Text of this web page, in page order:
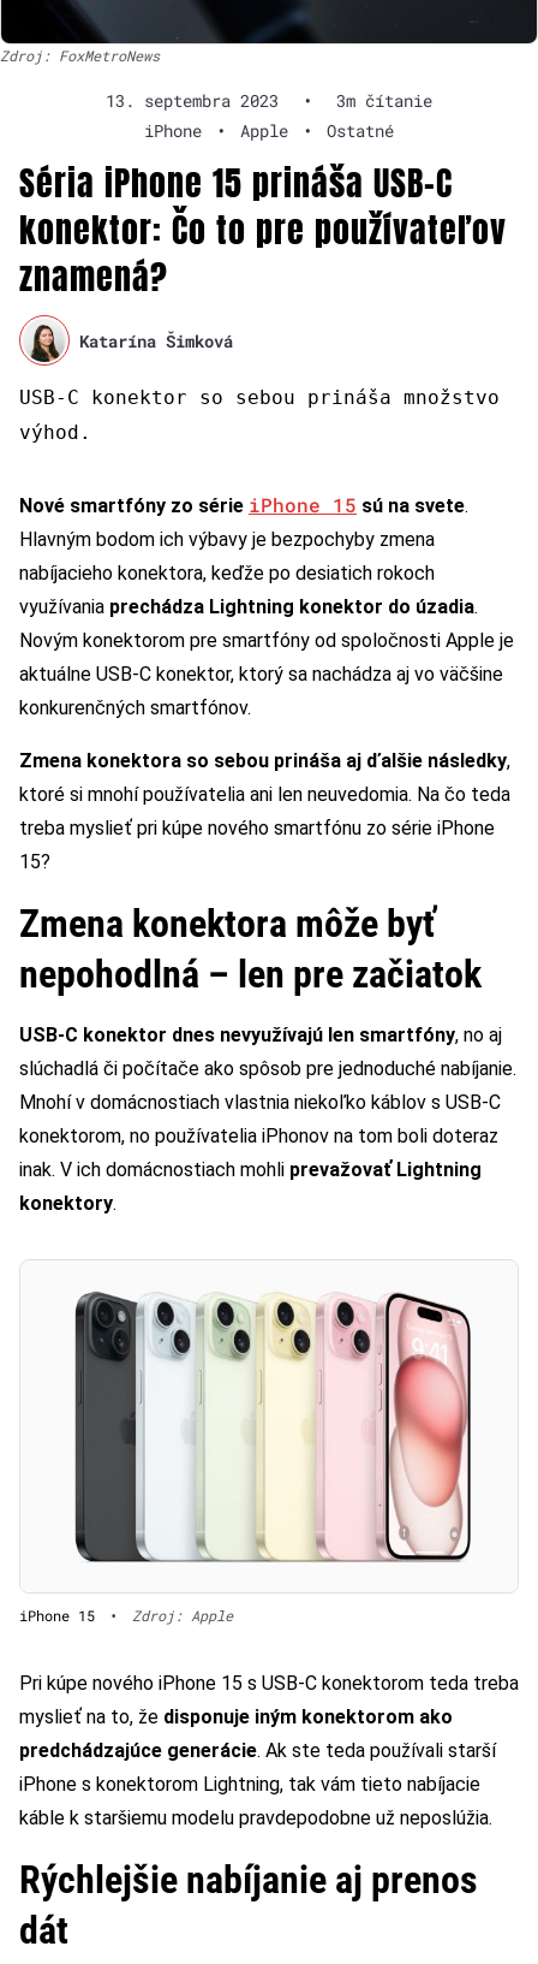
Zdroj: FoxMetroNews
13. septembra 2023 •
3m čítanie
iPhone
• Apple • Ostatné
Séria iPhone 15 prináša USB-C
konektor: Čo to pre používateľov
znamená?
Katarína Šimková
USB-C konektor so sebou prináša množstvo
výhod.
Nové smartfóny zo série iPhone 15 sú na svete.
Hlavným bodom ich výbavy je bezpochyby zmena
nabíjacieho konektora, keďže po desiatich rokoch
využívania prechádza Lightning konektor do úzadia.
Novým konektorom pre smartfóny od spoločnosti Apple je
aktuálne USB-C konektor, ktorý sa nachádza aj vo väčšine
konkurenčných smartfónov.
Zmena konektora so sebou prináša aj ďalšie následky,
ktoré si mnohí používatelia ani len neuvedomia. Na čo teda
treba myslieť pri kúpe nového smartfónu zo série iPhone
15?
Zmena konektora môže byť
nepohodlná – len pre začiatok
USB-C konektor dnes nevyužívajú len smartfóny, no aj
slúchadlá či počítače ako spôsob pre jednoduché nabíjanie.
Mnohí v domácnostiach vlastnia niekoľko káblov s USB-C
konektorom, no používatelia iPhonov na tom boli doteraz
inak. V ich domácnostiach mohli prevažovať Lightning
konektory.
iPhone 15 • Zdroj: Apple
Pri kúpe nového iPhone 15 s USB-C konektorom teda treba
myslieť na to, že disponuje iným konektorom ako
predchádzajúce generácie. Ak ste teda používali starší
iPhone s konektorom Lightning, tak vám tieto nabíjacie
káble k staršiemu modelu pravdepodobne už neposlúžia.
Rýchlejšie nabíjanie aj prenos
dát